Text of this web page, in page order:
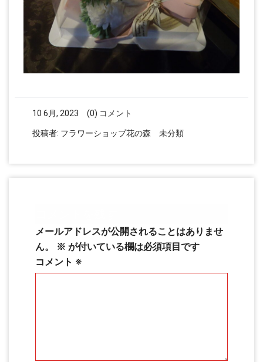
10 6月, 2023 (0) コメント
投稿者: フラワーショップ花の森 未分類
メールアドレスが公開されることはありませ
ん。
※ が付いている欄は必須項目です
コメント ※